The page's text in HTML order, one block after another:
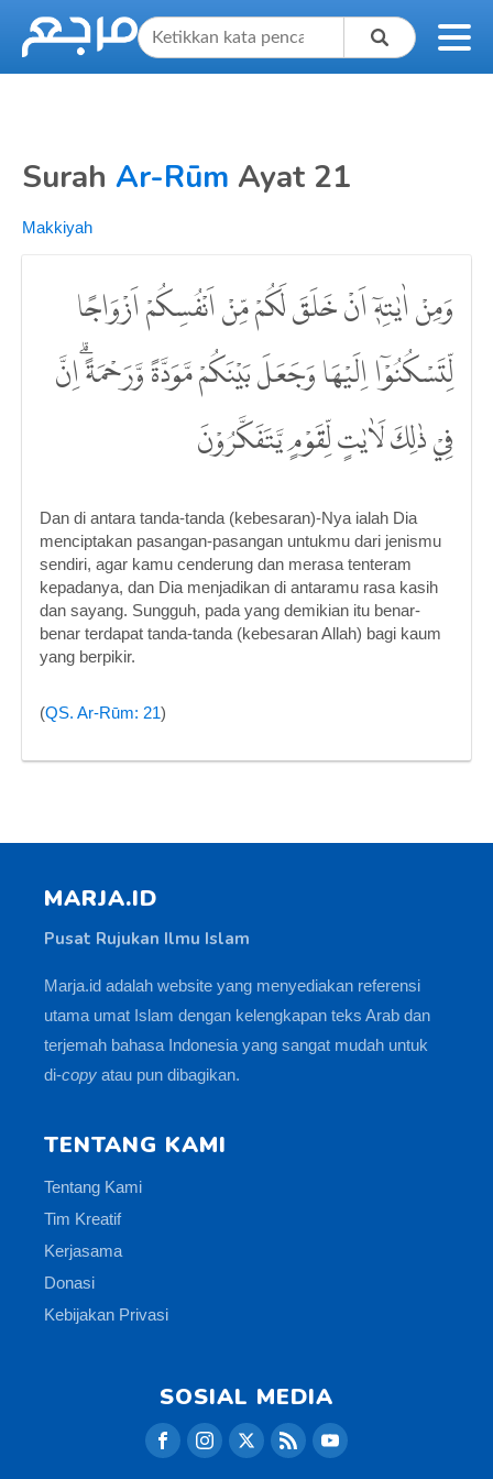
Surah Ar-Rūm Ayat 21
Makkiyah
وَمِنْ اٰيٰتِهٖٓ اَنْ خَلَقَ لَكُمْ مِّنْ اَنْفُسِكُمْ اَزْوَاجًا
لِّتَسْكُنُوْٓا اِلَيْهَا وَجَعَلَ بَيْنَكُمْ مَّوَدَّةً وَّرَحْمَةً ۗاِنَّ
فِيْ ذٰلِكَ لَاٰيٰتٍ لِّقَوْمٍ يَّتَفَكَّرُوْنَ
Dan di antara tanda-tanda (kebesaran)-Nya ialah Dia
menciptakan pasangan-pasangan untukmu dari jenismu
sendiri, agar kamu cenderung dan merasa tenteram
kepadanya, dan Dia menjadikan di antaramu rasa kasih
dan sayang. Sungguh, pada yang demikian itu benar-
benar terdapat tanda-tanda (kebesaran Allah) bagi kaum
yang berpikir.
(QS. Ar-Rūm: 21)
MARJA.ID
Pusat Rujukan Ilmu Islam
Marja.id adalah website yang menyediakan referensi
utama umat Islam dengan kelengkapan teks Arab dan
terjemah bahasa Indonesia yang sangat mudah untuk
di-copy atau pun dibagikan.
TENTANG KAMI
Tentang Kami
Tim Kreatif
Kerjasama
Donasi
Kebijakan Privasi
SOSIAL MEDIA